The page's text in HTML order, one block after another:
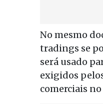
No mesmo
tradings se
será usado
exigidos
comerciais